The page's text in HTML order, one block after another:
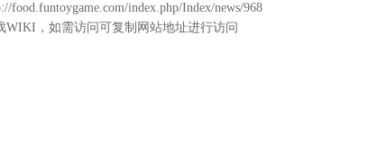
food.funtoygame.com/index.php/Index/news/968
WIKI，如需访问可复制网站地址进行访问